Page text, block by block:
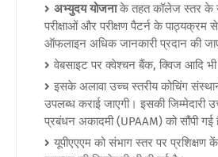
अभ्युदय योजनाके तहत कॉलेज स्तर के
परीक्षाओं और परीक्षण पैटर्न के
ऑफलाइन अधिक जानकारी प्रदान की
वेबसाइट पर क्वेश्चन बैंक, क्विज आदि
इसके अलावा उच्च स्तरीय कोचिंग
उपलब्ध कराई जाएगी। इसकी जिम्मेदारी
प्रबंधन अकादमी (UPAAM) को सौंपी गई
यूपीएएएम को संभाग स्तर पर